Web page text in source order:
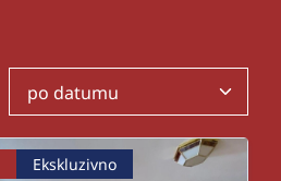
po datumu
Ekskluzivno